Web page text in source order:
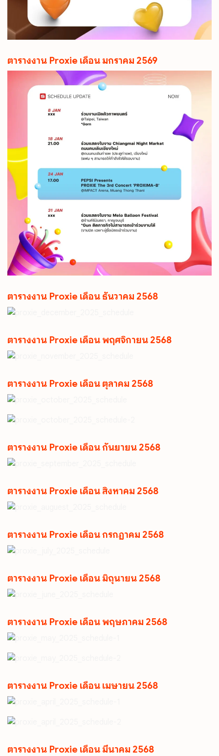
ตารางงาน Proxie เดือน มกราคม 2569
ตารางงาน Proxie เดือน ธันวาคม 2568
ตารางงาน Proxie เดือน พฤศจิกายน 2568
ตารางงาน Proxie เดือน ตุลาคม 2568
ตารางงาน Proxie เดือน กันยายน 2568
ตารางงาน Proxie เดือน สิงหาคม 2568
ตารางงาน Proxie เดือน กรกฏาคม 2568
ตารางงาน Proxie เดือน มิถุนายน 2568
ตารางงาน Proxie เดือน พฤษภาคม 2568
ตารางงาน Proxie เดือน เมษายน 2568
ตารางงาน Proxie เดือน มีนาคม 2568